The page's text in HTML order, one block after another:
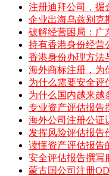
注册迪拜公司，掘
企业出海乌兹别克
破解经营困局：广
持有香港身份经营
香港身份办理方法
海外商标注册，为
为什么需要安全评
为什么国内越来越
专业资产评估报告
海外公司注册公证
发挥风险评估报告
读懂资产评估报告
安全评估报告撰写
蒙古国公司注册